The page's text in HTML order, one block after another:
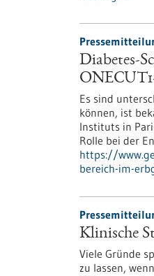
Diabetes-
Es sind
können, ist
Instituts in
Rolle bei der
https://
bereich-im-
Klinische
Viele Gründe
zu lassen,